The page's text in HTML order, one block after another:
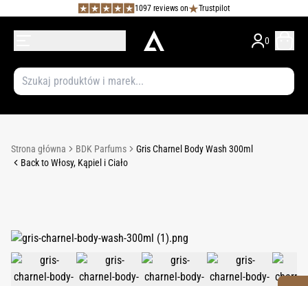
1097 reviews on Trustpilot
0
Strona główna BDK Parfums
Gris Charnel Body Wash 300ml
Back to Włosy, Kąpiel i Ciało